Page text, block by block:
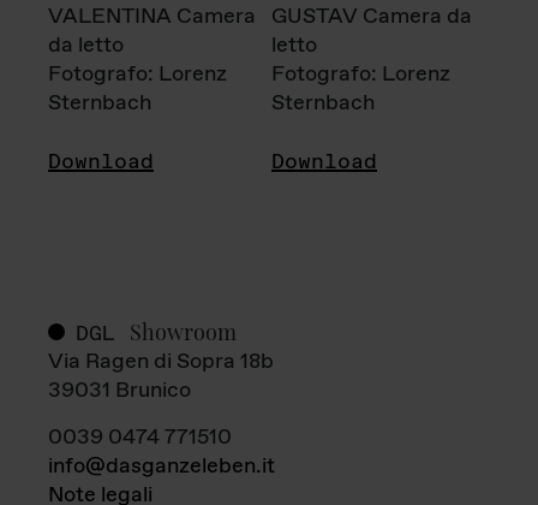
VALENTINA Camera
da letto
Fotografo: Lorenz
Sternbach
Download
GUSTAV Camera da
letto
Fotografo: Lorenz
Sternbach
Download
DGL Showroom
Via Ragen di Sopra 18b
39031 Brunico
0039 0474 771510
info@dasganzeleben.it
Note legali